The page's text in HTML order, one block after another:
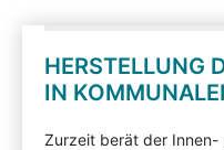
HERSTELLUNG
IN
Zurzeit berät der Innen-